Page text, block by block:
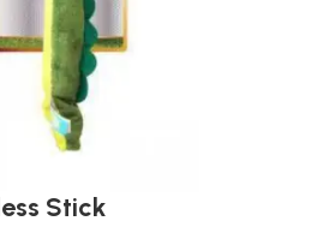
Stick